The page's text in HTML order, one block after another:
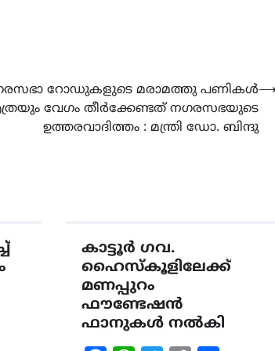
റോഡുകളുടെ മരാമത്തു പണികൾ
വേഗം തീർക്കേണ്ടത് നഗരസഭയുടെ
ഉത്തരവാദിത്തം : മന്ത്രി ഡോ. ബിന്ദു
കാട്ടൂർ ഗവ.
ഹൈസ്കൂളിലേക്ക്
മണപ്പുറം
ഫൗണ്ടേഷൻ
ഫാനുകൾ നൽകി